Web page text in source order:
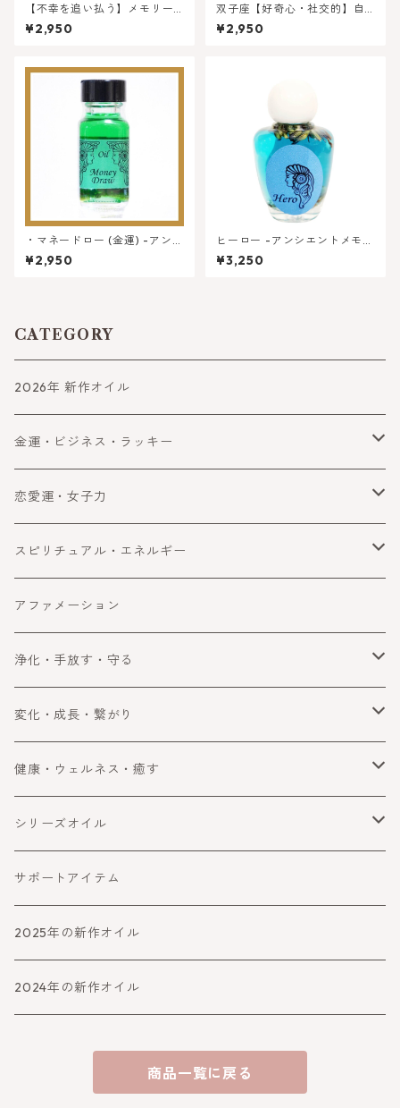
【不幸を追い払う】メモリー
オイル タリスマン
¥2,950
双子座【好奇心・社交的】自
分の長所を引き出してくれる
★1２星座オイル
¥2,950
・マネードロー (金運) -アンシ
エントメモリーオイル | 金銭と
繁栄をもたらす
¥2,950
ヒーロー -アンシエントメモリ
ーオイル もっと成功する人
生！ヒーローになる ★リミ
¥3,250
CATEGORY
2026年 新作オイル
金運・ビジネス・ラッキー
金運
ビジネス
ラッキー・望みを叶える
成功
恋愛運・女子力
恋愛運
女子力アップ
スピリチュアル・エネルギー
スピリチュアル
エネルギー
アファメーション
浄化・手放す・守る
浄化
手放す
守る・ブロック
障害をよける・乗り越える
変化・成長・繋がり
自分を変える・変化
コミュニケーション
健康・ウェルネス・癒す
健康・ウェルネス
癒す
シリーズオイル
喜びと幸運
バランスとパワーアップ
人生より高めるシリーズ
守り・救うシリーズ
サポートアイテム
2025年の新作オイル
2024年の新作オイル
商品一覧に戻る